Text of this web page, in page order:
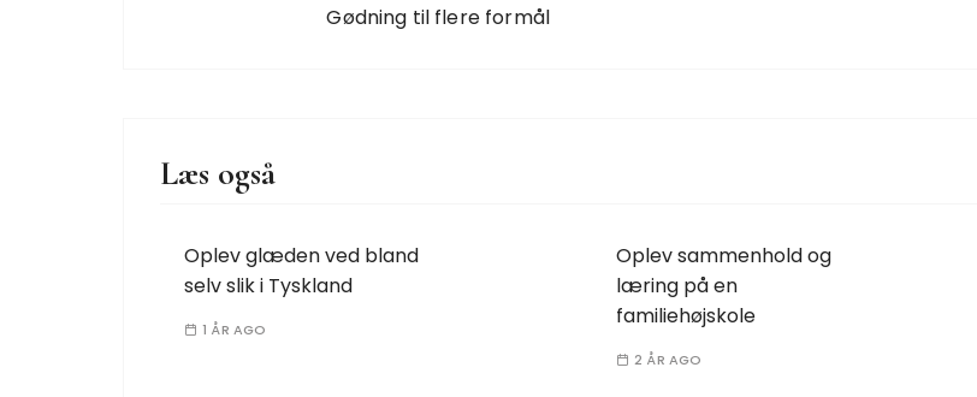
Gødning til flere formål
Læs også
Oplev glæden ved bland
selv slik i Tyskland
1 ÅR AGO
Oplev sammenhold og
læring på en
familiehøjskole
2 ÅR AGO